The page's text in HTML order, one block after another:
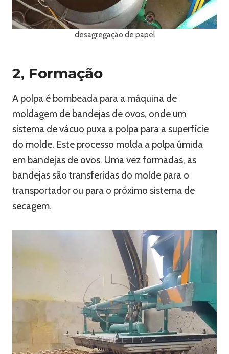
desagregação de papel
2, Formação
A polpa é bombeada para a máquina de
moldagem de bandejas de ovos, onde um
sistema de vácuo puxa a polpa para a superfície
do molde. Este processo molda a polpa úmida
em bandejas de ovos. Uma vez formadas, as
bandejas são transferidas do molde para o
transportador ou para o próximo sistema de
secagem.